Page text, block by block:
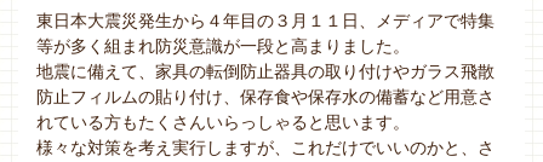
東日本大震災発生から４年目の３月１１日、メディアで特集
等が多く組まれ防災意識が一段と高まりました。
地震に備えて、家具の転倒防止器具の取り付けやガラス飛散
防止フィルムの貼り付け、保存食や保存水の備蓄など用意さ
れている方もたくさんいらっしゃると思います。
様々な対策を考え実行しますが、これだけでいいのかと、さ